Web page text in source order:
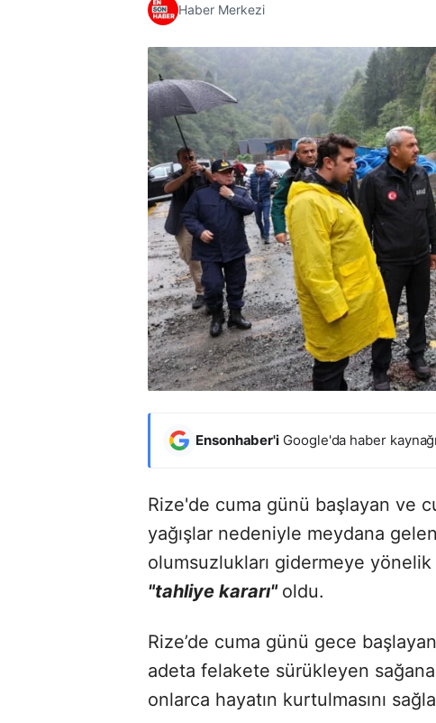
Haber Merkezi
Ensonhaber'i Google'da haber
Rize'de cuma günü başlayan ve
yağışlar nedeniyle meydana
olumsuzlukları gidermeye yönelik
"tahliye kararı" oldu.
Rize’de cuma günü gece
adeta felakete sürükleyen
onlarca hayatın kurtulmasını